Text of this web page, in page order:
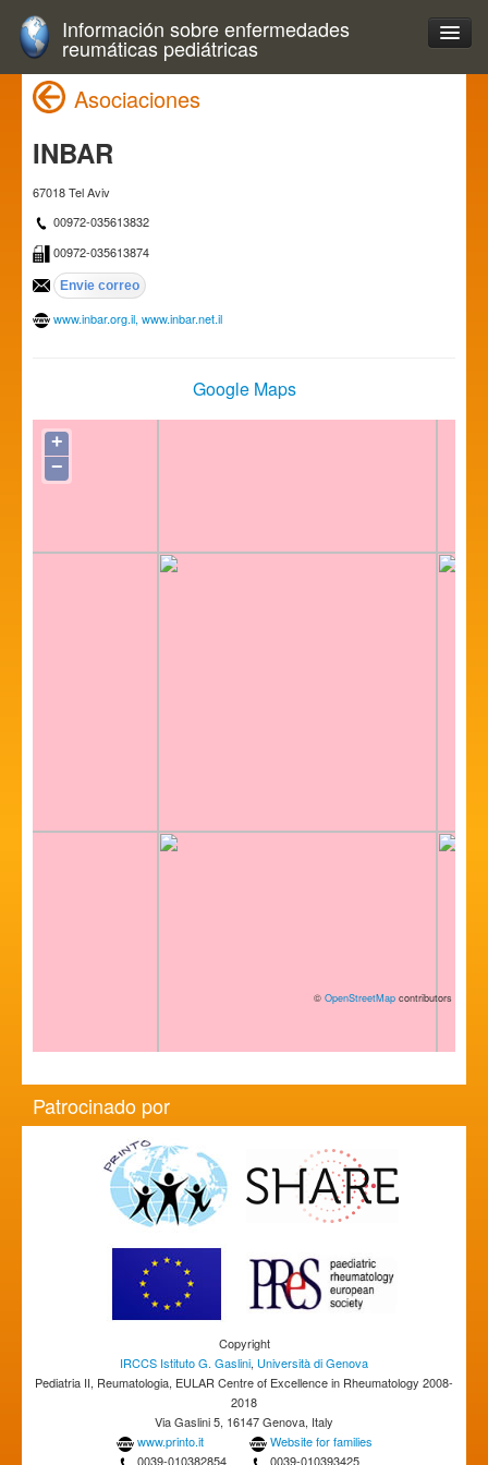
Información sobre enfermedades
reumáticas pediátricas
Asociaciones
INBAR
67018 Tel Aviv
00972-035613832
00972-035613874
www.inbar.org.il, www.inbar.net.il
Google Maps
+
−
© OpenStreetMap contributors
Patrocinado por
Copyright
IRCCS Istituto G. Gaslini, Università di Genova
Pediatria II, Reumatologia, EULAR Centre of Excellence in Rheumatology 2008-
2018
Via Gaslini 5, 16147 Genova, Italy
www.printo.it
Website for families
0039-010382854
0039-010393425